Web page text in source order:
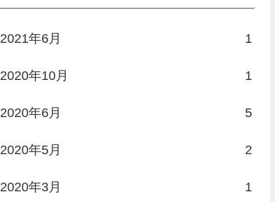
2021年6月 1
2020年10月 1
2020年6月 5
2020年5月 2
2020年3月 1